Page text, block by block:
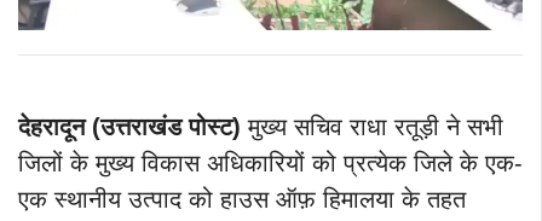
देहरादून (उत्तराखंड पोस्ट)मुख्य सचिव राधा रतूड़ी ने सभी
जिलों के मुख्य विकास अधिकारियों को प्रत्येक जिले के एक-
एक स्थानीय उत्पाद को हाउस ऑफ़ हिमालया के तहत